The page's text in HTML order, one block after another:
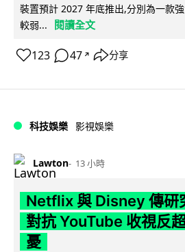
裝置預計 2027 年底推出,分別為一款
較弱...
閱讀全文
123 47 ↗ 分享
科技娛樂 影視娛樂
Lawton 13 小時
Netflix 與 Disney 傳研
對抗 YouTube 收視反
憂